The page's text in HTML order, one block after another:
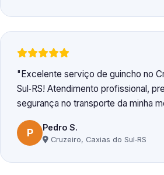
Excelente serviço de guincho no
Sul‑RS! Atendimento profissional,
segurança no transporte da minha
P Pedro S.
Cruzeiro, Caxias do Sul‑RS